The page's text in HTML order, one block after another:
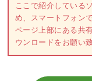
ここで紹介している
め、スマートフォン
ページ上部にある共
ウンロードをお願い